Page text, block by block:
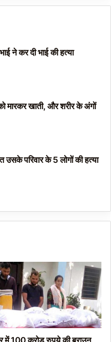
ने कर दी भाई की हत्या
मारकर खाती, और शरीर के अंगों
उसके परिवार के 5 लोगों की हत्या